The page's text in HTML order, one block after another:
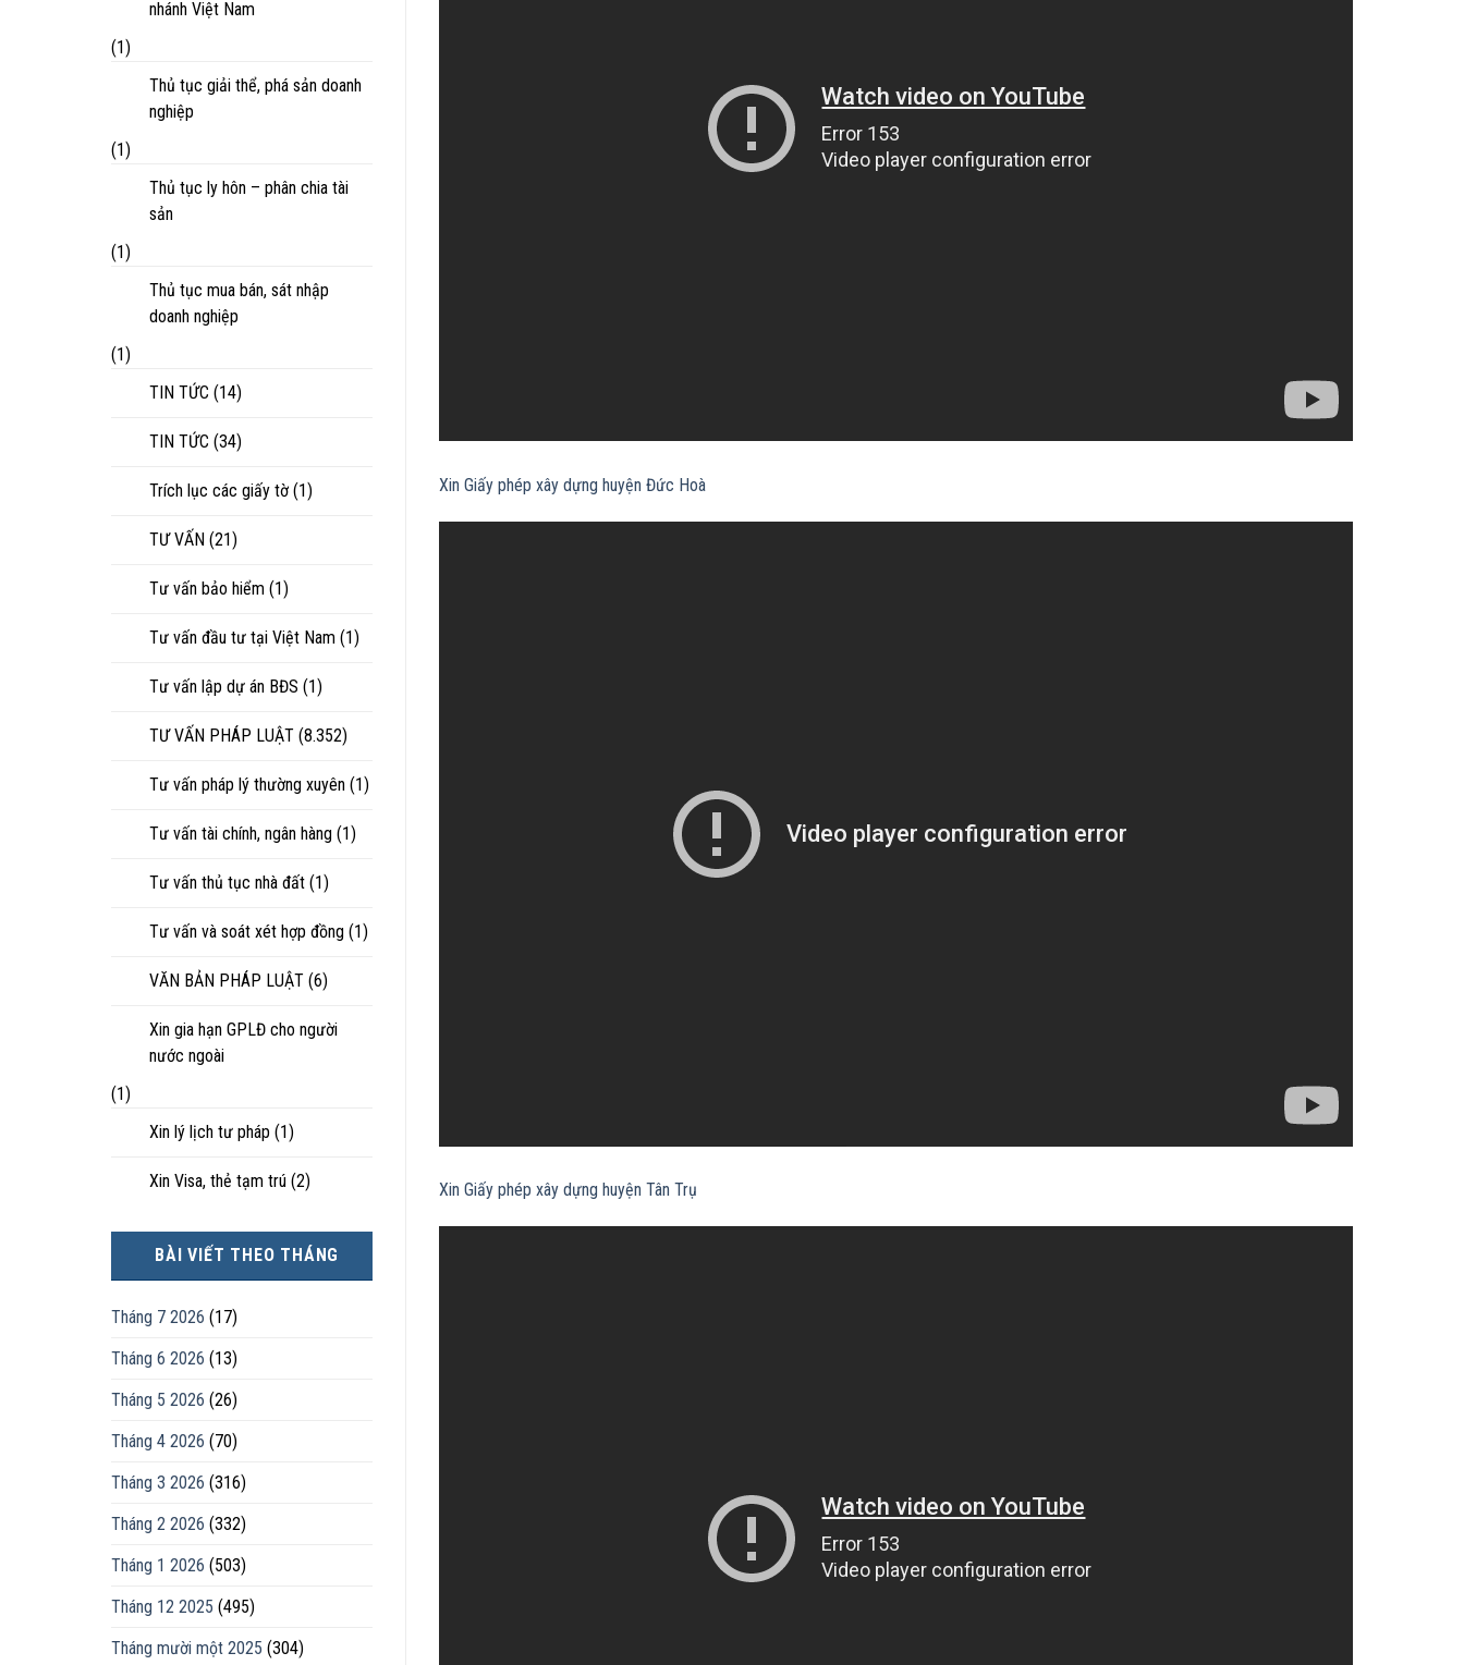
nhánh Việt Nam
(1)
Thủ tục giải thể, phá sản doanh
nghiệp
(1)
Thủ tục ly hôn – phân chia tài
sản
(1)
Thủ tục mua bán, sát nhập
doanh nghiệp
(1)
TIN TỨC (14)
TIN TỨC (34)
Trích lục các giấy tờ (1)
TƯ VẤN (21)
Tư vấn bảo hiểm (1)
Tư vấn đầu tư tại Việt Nam (1)
Tư vấn lập dự án BĐS (1)
TƯ VẤN PHÁP LUẬT (8.352)
Tư vấn pháp lý thường xuyên (1)
Tư vấn tài chính, ngân hàng (1)
Tư vấn thủ tục nhà đất (1)
Tư vấn và soát xét hợp đồng (1)
VĂN BẢN PHÁP LUẬT (6)
Xin gia hạn GPLĐ cho người
nước ngoài
(1)
Xin lý lịch tư pháp (1)
Xin Visa, thẻ tạm trú (2)
BÀI VIẾT THEO THÁNG
Tháng 7 2026 (17)
Tháng 6 2026 (13)
Tháng 5 2026 (26)
Tháng 4 2026 (70)
Tháng 3 2026 (316)
Tháng 2 2026 (332)
Tháng 1 2026 (503)
Tháng 12 2025 (495)
Tháng mười một 2025 (304)
Xin Giấy phép xây dựng huyện Đức Hoà
Xin Giấy phép xây dựng huyện Tân Trụ